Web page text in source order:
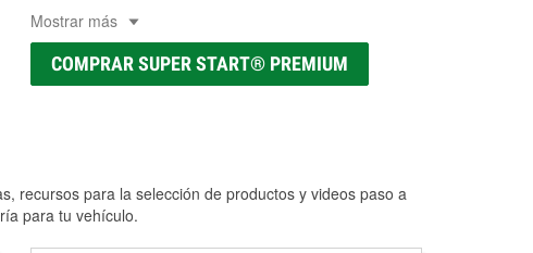
Mostrar más
COMPRAR SUPER START® PREMIUM
recursos para la selección de productos y videos paso a
para tu vehículo.